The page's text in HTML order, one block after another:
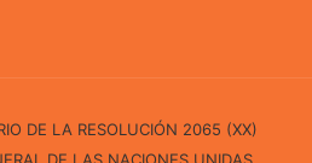
DE LA RESOLUCIÓN 2065 (XX)
DE LAS NACIONES UNIDAS